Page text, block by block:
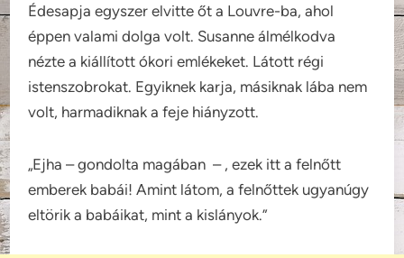
Édesapja egyszer elvitte őt a Louvre-ba, ahol
éppen valami dolga volt. Susanne álmélkodva
nézte a kiállított ókori emlékeket. Látott régi
istenszobrokat. Egyiknek karja, másiknak lába nem
volt, harmadiknak a feje hiányzott.
„Ejha – gondolta magában – , ezek itt a felnőtt
emberek babái! Amint látom, a felnőttek ugyanúgy
eltörik a babáikat, mint a kislányok.”